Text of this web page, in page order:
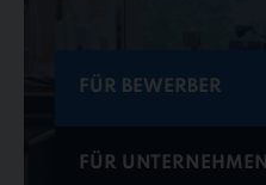
FÜR BEWERBER
FÜR UNTERNEHMEN